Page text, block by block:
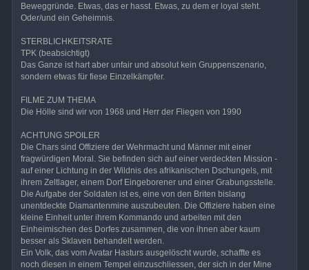
Beweggründe. Etwas, das er hasst. Etwas, zu dem er loyal steht.
Oder/und ein Geheimnis.
STERBLICHKEITSRATE
TPK (beabsichtigt)
Das Ganze ist hart aber unfair und absolut kein Gruppenszenario,
sondern etwas für fiese Einzelkämpfer.
FILME ZUM THEMA
Die Hölle sind wir von 1968 und Herr der Fliegen von 1990
ACHTUNG SPOILER
Die Chars sind Offiziere der Wehrmacht und Männer mit einer
fragwürdigen Moral. Sie befinden sich auf einer verdeckten Mission -
auf einer Lichtung in der Wildnis des afrikanischen Dschungels, mit
ihrem Zeltlager, einem Dorf Eingeborener und einer Grabungsstelle.
Die Aufgabe der Soldaten ist es, eine von den Briten bislang
unentdeckte Diamantenmine auszubeuten. Die Offiziere haben eine
kleine Einheit unter ihrem Kommando und arbeiten mit den
Einheimischen des Dorfes zusammen, die von ihnen aber kaum
besser als Sklaven behandelt werden.
Ein Volk, das vom Avatar Hasturs ausgelöscht wurde, schaffte es
noch diesen in einem Tempel einzuschliessen, der sich in der Mine